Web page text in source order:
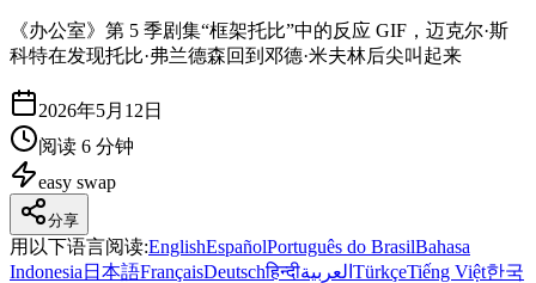
《办公室》第 5 季剧集“框架托比”中的反应 GIF，迈克尔·斯
科特在发现托比·弗兰德森回到邓德·米夫林后尖叫起来
2026年5月12日
阅读 6 分钟
easy swap
分享
用以下语言阅读:EnglishEspañolPortuguês do BrasilBahasa
Indonesia 日本語FrançaisDeutschहिन्दीالعربية TürkçeTiếng Việt한국